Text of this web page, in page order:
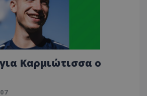
Καρμιώτισσα ο